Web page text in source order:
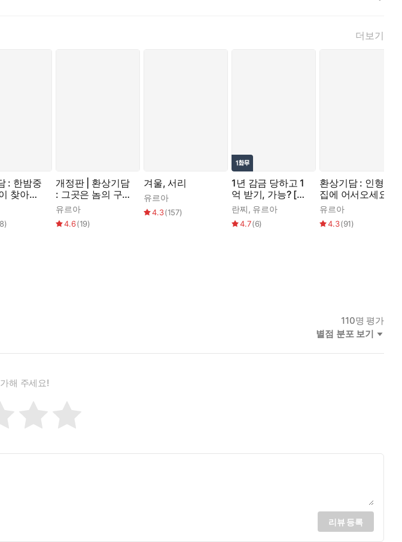
더보기
: 한밤중
찾아왔
)
개정판 | 환상기담
: 그곳은 놈의 구렁
텅이였다
유르아
4.6(19)
겨울, 서리
유르아
4.3(157)
1년 감금 당하고 1
억 받기, 가능? [개
정판]
란찌, 유르아
4.7(6)
환상기담 : 인형의
집에 어서오세요
유르아
4.3(91)
110명 평가
별점 분포 보기
해 주세요!
리뷰 등록